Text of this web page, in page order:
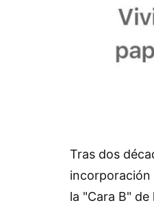
Tras dos
incorporación
la "Cara B"